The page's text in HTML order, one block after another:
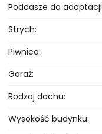
Poddasze do adaptacji
Strych
Piwnica
Garaż
Rodzaj dachu
Wysokość budynku